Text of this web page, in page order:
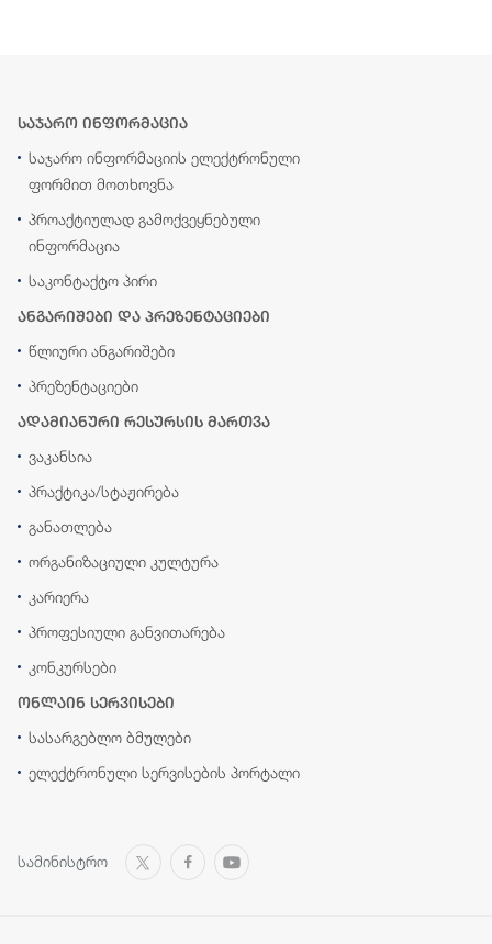
საჯარო ინფორმაცია
საჯარო ინფორმაციის ელექტრონული
ფორმით მოთხოვნა
პროაქტიულად გამოქვეყნებული
ინფორმაცია
საკონტაქტო პირი
ანგარიშები და პრეზენტაციები
წლიური ანგარიშები
პრეზენტაციები
ადამიანური რესურსის მართვა
ვაკანსია
პრაქტიკა/სტაჟირება
განათლება
ორგანიზაციული კულტურა
კარიერა
პროფესიული განვითარება
კონკურსები
ონლაინ სერვისები
სასარგებლო ბმულები
ელექტრონული სერვისების პორტალი
სამინისტრო